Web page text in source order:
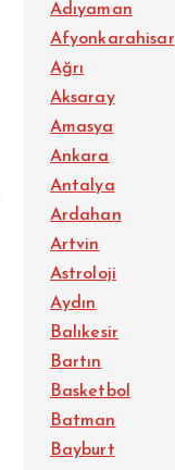
Adıyaman
Afyonkarahisar
Ağrı
Aksaray
Amasya
Ankara
Antalya
Ardahan
Artvin
Astroloji
Aydın
Balıkesir
Bartın
Basketbol
Batman
Bayburt